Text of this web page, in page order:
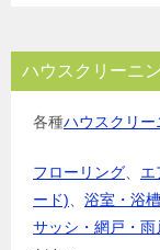
ハウスクリーニ
各種ハウスクリー
フローリング エ
ード)
浴室・浴槽
サッシ・網戸・雨